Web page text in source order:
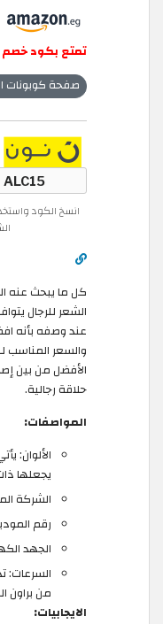
تمتع بكود خصم 10% للعملاء الجدد
صفحة كوبونات
انسخ الكود
كل ما يبحث عنه
الشعر للرجال
عند وصفه بأنه
والسعر المناسب
الأفضل من بين
حلاقة رجالية.
المواصفات:
الألوان:
يجعلها
الشركة
رقم الموديل:
الجهد الكهربائي:
السرعات:
من براون
الايجابيات: